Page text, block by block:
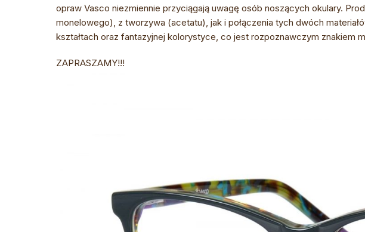
opraw Vasco niezmiennie przyciągają uwagę osób noszących okulary.
monelowego), z tworzywa (acetatu), jak i połączenia tych dwóch
kształtach oraz fantazyjnej kolorystyce, co jest rozpoznawczym znakiem
ZAPRASZAMY!!!